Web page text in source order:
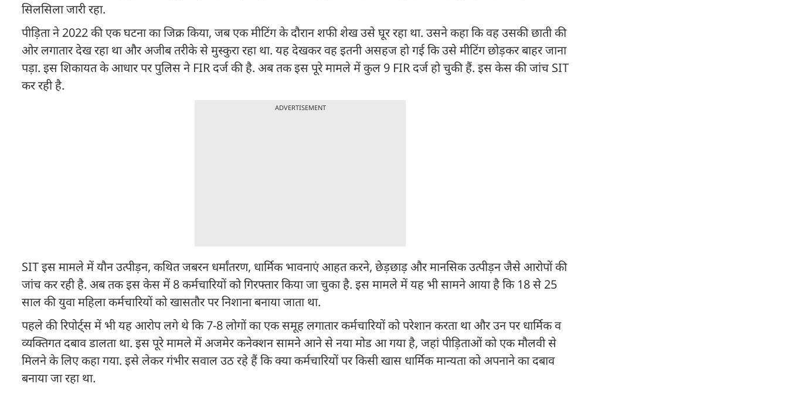
सिलसिला जारी रहा.
पीड़िता ने 2022 की एक घटना का जिक्र किया, जब एक मीटिंग के दौरान शफी शेख उसे घूर रहा था. उसने कहा कि वह उसकी छाती की
ओर लगातार देख रहा था और अजीब तरीके से मुस्कुरा रहा था. यह देखकर वह इतनी असहज हो गई कि उसे मीटिंग छोड़कर बाहर जाना
पड़ा. इस शिकायत के आधार पर पुलिस ने FIR दर्ज की है. अब तक इस पूरे मामले में कुल 9 FIR दर्ज हो चुकी हैं. इस केस की जांच SIT
कर रही है.
ADVERTISEMENT
SIT इस मामले में यौन उत्पीड़न, कथित जबरन धर्मांतरण, धार्मिक भावनाएं आहत करने, छेड़छाड़ और मानसिक उत्पीड़न जैसे आरोपों की
जांच कर रही है. अब तक इस केस में 8 कर्मचारियों को गिरफ्तार किया जा चुका है. इस मामले में यह भी सामने आया है कि 18 से 25
साल की युवा महिला कर्मचारियों को खासतौर पर निशाना बनाया जाता था.
पहले की रिपोर्ट्स में भी यह आरोप लगे थे कि 7-8 लोगों का एक समूह लगातार कर्मचारियों को परेशान करता था और उन पर धार्मिक व
व्यक्तिगत दबाव डालता था. इस पूरे मामले में अजमेर कनेक्शन सामने आने से नया मोड आ गया है, जहां पीड़िताओं को एक मौलवी से
मिलने के लिए कहा गया. इसे लेकर गंभीर सवाल उठ रहे हैं कि क्या कर्मचारियों पर किसी खास धार्मिक मान्यता को अपनाने का दबाव
बनाया जा रहा था.